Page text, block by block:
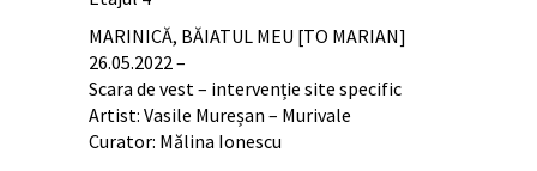
MARINICĂ, BĂIATUL MEU [TO MARIAN]
26.05.2022 –
Scara de vest – intervenție site specific
Artist: Vasile Mureșan – Murivale
Curator: Mălina Ionescu